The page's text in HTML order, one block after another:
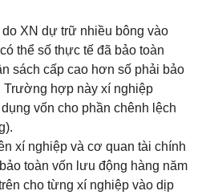
XN dự trữ nhiều bông vào
thể số thực tế đã bảo toàn
sách cấp cao hơn số phải bảo
Trường hợp này xí nghiệp
vốn cho phần chênh lệch
xí nghiệp và cơ quan tài chính
toàn vốn lưu động hàng năm
cho từng xí nghiệp vào dịp